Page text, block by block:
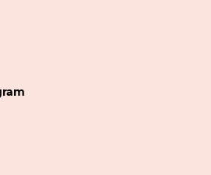
annan webbplats, öppnas i nytt